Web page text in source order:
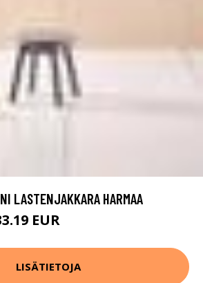
LASTENJAKKARA HARMAA
EUR
LISÄTIETOJA